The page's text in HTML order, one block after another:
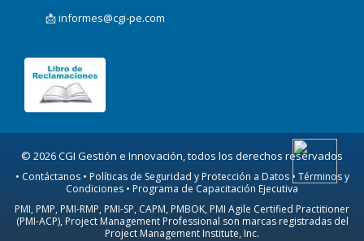
📩 informes@cgi-pe.com
© 2026 CGI Gestión e Innovación, todos los derechos reservados
• Contáctanos • Políticas de Seguridad y Protección a Datos • Términos y
Condiciones • Programa de Capacitación Ejecutiva
PMI, PMP, PMI-RMP, PMI-SP, CAPM, PMBOK, PMI Agile Certified Practitioner
(PMI-ACP), Project Management Professional son marcas registradas del
Project Management Institute, Inc.